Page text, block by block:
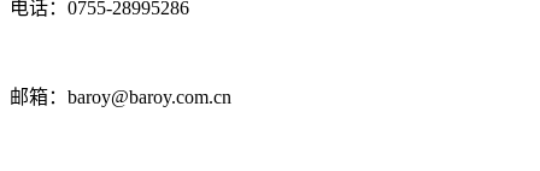
电话：0755-28995286
邮箱：baroy@baroy.com.cn